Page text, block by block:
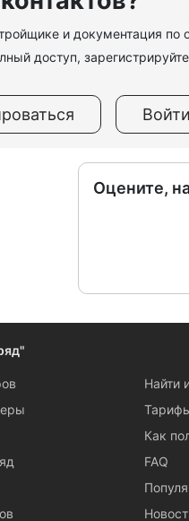
и документация по
доступ,
Войти
Оцените,
Найти
Как
FAQ